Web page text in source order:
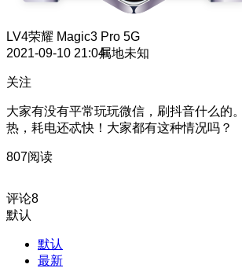
LV4荣耀 Magic3 Pro 5G
2021-09-10 21:04属地未知
关注
大家有没有平常玩玩微信，刷抖音什么的
热，耗电还忒快！大家都有这种情况吗？
807阅读
评论8
默认
默认
最新